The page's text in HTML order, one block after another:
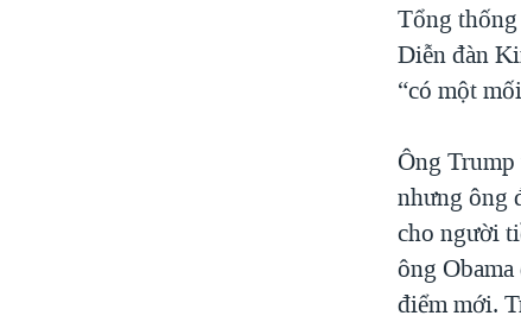
Tổng
Diễn đàn
“có một
Ông
nhưng ông
cho người
ông
điểm mới.